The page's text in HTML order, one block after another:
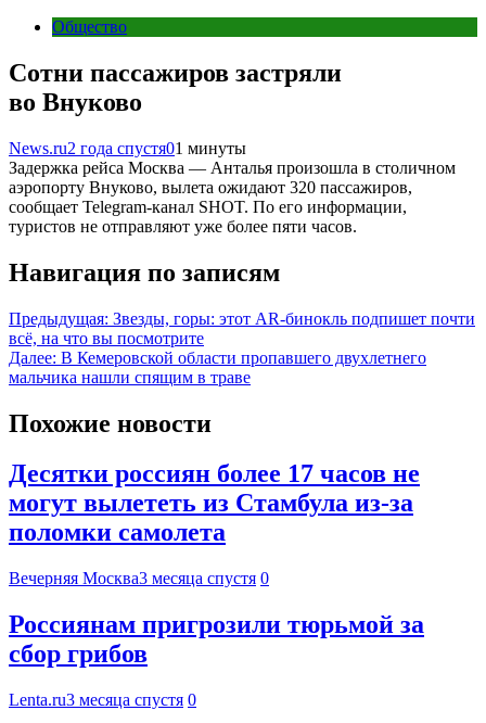
Общество
Сотни пассажиров застряли
во Внуково
News.ru2 года спустя01 минуты
Задержка рейса Москва — Анталья произошла в столичном
аэропорту Внуково, вылета ожидают 320 пассажиров,
сообщает Telegram-канал SHOT. По его информации,
туристов не отправляют уже более пяти часов.
Навигация по записям
Предыдущая: Звезды, горы: этот AR-бинокль подпишет почти
всё, на что вы посмотрите
Далее: В Кемеровской области пропавшего двухлетнего
мальчика нашли спящим в траве
Похожие новости
Десятки россиян более 17 часов не
могут вылететь из Стамбула из-за
поломки самолета
Вечерняя Москва3 месяца спустя 0
Россиянам пригрозили тюрьмой за
сбор грибов
Lenta.ru3 месяца спустя 0